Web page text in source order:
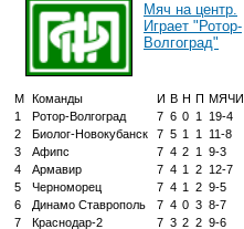
Мяч на центр.
Играет "Ротор-
Волгоград"
М Команды И В Н П МЯЧИ
1
Ротор-Волгоград 7 6 0 1 19-4
2
Биолог-Новокубанск 7 5 1 1 11-8
3
Афипс 7 4 2 1 9-3
4
Армавир 7 4 1 2 12-7
5
Черноморец 7 4 1 2 9-5
6
Динамо Ставрополь 7 4 0 3 8-7
7
Краснодар-2 7 3 2 2 9-6